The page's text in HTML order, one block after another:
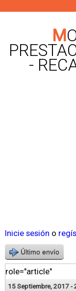
MONOTRIBUTO
-
Inicie sesión o
Último envío
role="article"
15 Septiembre, 2017 -